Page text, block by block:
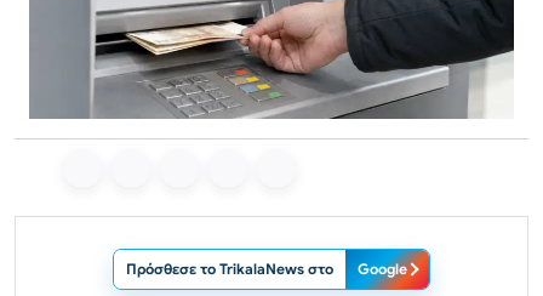
Πρόσθεσε το TrikalaNews στο Google